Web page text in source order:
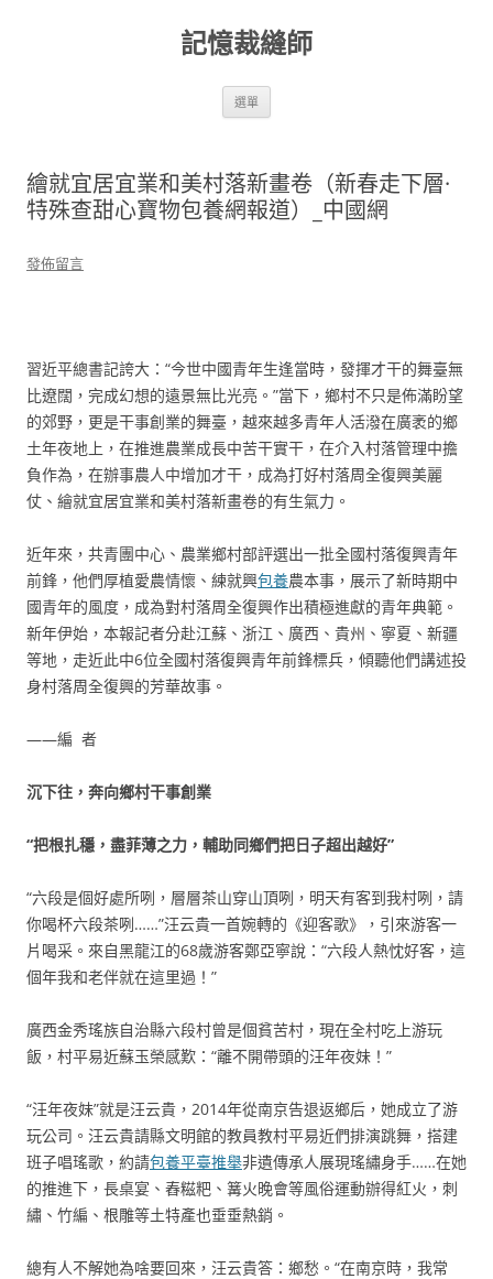
記憶裁縫師
選單
繪就宜居宜業和美村落新畫卷（新春走下層·
特殊查甜心寶物包養網報道）_中國網
發佈留言
習近平總書記誇大：“今世中國青年生逢當時，發揮才干的舞臺無
比遼闊，完成幻想的遠景無比光亮。”當下，鄉村不只是佈滿盼望
的郊野，更是干事創業的舞臺，越來越多青年人活潑在廣袤的鄉
土年夜地上，在推進農業成長中苦干實干，在介入村落管理中擔
負作為，在辦事農人中增加才干，成為打好村落周全復興美麗
仗、繪就宜居宜業和美村落新畫卷的有生氣力。
近年來，共青團中心、農業鄉村部評選出一批全國村落復興青年
前鋒，他們厚植愛農情懷、練就興包養農本事，展示了新時期中
國青年的風度，成為對村落周全復興作出積極進獻的青年典範。
新年伊始，本報記者分赴江蘇、浙江、廣西、貴州、寧夏、新疆
等地，走近此中6位全國村落復興青年前鋒標兵，傾聽他們講述投
身村落周全復興的芳華故事。
——編 者
沉下往，奔向鄉村干事創業
“把根扎穩，盡菲薄之力，輔助同鄉們把日子超出越好”
“六段是個好處所咧，層層茶山穿山頂咧，明天有客到我村咧，請
你喝杯六段茶咧……”汪云貴一首婉轉的《迎客歌》，引來游客一
片喝采。來自黑龍江的68歲游客鄭亞寧說：“六段人熱忱好客，這
個年我和老伴就在這里過！”
廣西金秀瑤族自治縣六段村曾是個貧苦村，現在全村吃上游玩
飯，村平易近蘇玉榮感歎：“離不開帶頭的汪年夜妹！”
“汪年夜妹”就是汪云貴，2014年從南京告退返鄉后，她成立了游
玩公司。汪云貴請縣文明館的教員教村平易近們排演跳舞，搭建
班子唱瑤歌，約請包養平臺推舉非遺傳承人展現瑤繡身手……在她
的推進下，長桌宴、舂糍粑、篝火晚會等風俗運動辦得紅火，刺
繡、竹編、根雕等土特產也垂垂熱銷。
總有人不解她為啥要回來，汪云貴答：鄉愁。“在南京時，我常